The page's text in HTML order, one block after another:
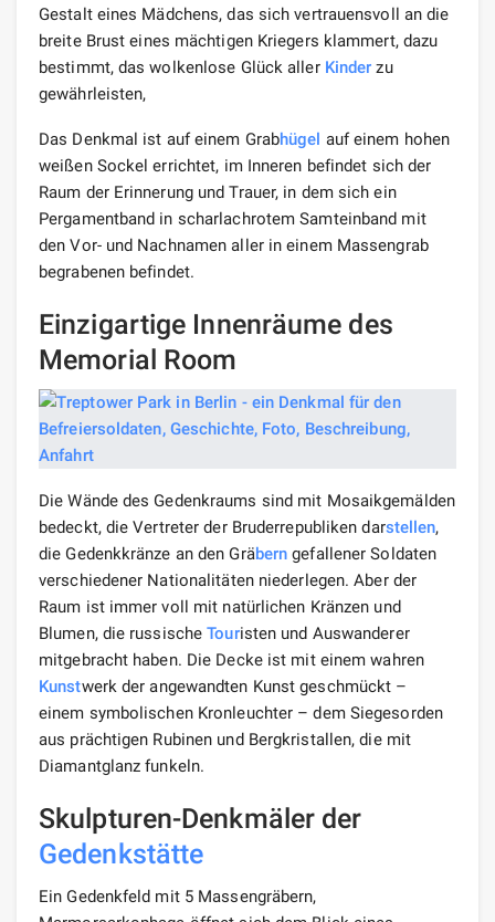
Gestalt eines Mädchens, das sich vertrauensvoll an die
breite Brust eines mächtigen Kriegers klammert, dazu
bestimmt, das wolkenlose Glück aller Kinder zu
gewährleisten,
Das Denkmal ist auf einem Grabhügel auf einem hohen
weißen Sockel errichtet, im Inneren befindet sich der
Raum der Erinnerung und Trauer, in dem sich ein
Pergamentband in scharlachrotem Samteinband mit
den Vor- und Nachnamen aller in einem Massengrab
begrabenen befindet.
Einzigartige Innenräume des
Memorial Room
Die Wände des Gedenkraums sind mit Mosaikgemälden
bedeckt, die Vertreter der Bruderrepubliken darstellen,
die Gedenkkränze an den Gräbern gefallener Soldaten
verschiedener Nationalitäten niederlegen. Aber der
Raum ist immer voll mit natürlichen Kränzen und
Blumen, die russischeTouristen und Auswanderer
mitgebracht haben. Die Decke ist mit einem wahren
Kunstwerk der angewandten Kunst geschmückt –
einem symbolischen Kronleuchter – dem Siegesorden
aus prächtigen Rubinen und Bergkristallen, die mit
Diamantglanz funkeln.
Skulpturen-Denkmäler der
Gedenkstätte
Ein Gedenkfeld mit 5 Massengräbern,